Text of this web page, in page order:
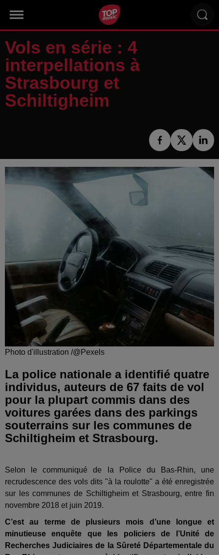
Vols en série : 4
interpellations à
Strasbourg et
Schiltigheim
Photo d'illustration /@Pexels
La police nationale a identifié quatre
individus, auteurs de 67 faits de vol
pour la plupart commis dans des
voitures garées dans des parkings
souterrains sur les communes de
Schiltigheim et Strasbourg.
Selon le communiqué de la Police du Bas-Rhin, une
recrudescence des vols dits "à la roulotte" a été enregistrée
sur les communes de Schiltigheim et Strasbourg, entre fin
novembre 2018 et juin 2019.
C’est au terme de plusieurs mois d’une longue et
minutieuse enquête que les policiers de l’Unité de
Recherches Judiciaires de la Sûreté Départementale du